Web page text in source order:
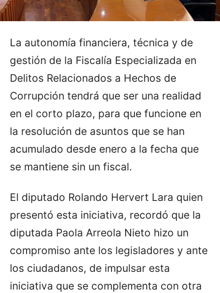
La autonomía financiera, técnica y de
gestión de la Fiscalía Especializada en
Delitos Relacionados a Hechos de
Corrupción tendrá que ser una realidad
en el corto plazo, para que funcione en
la resolución de asuntos que se han
acumulado desde enero a la fecha que
se mantiene sin un fiscal.
El diputado Rolando Hervert Lara quien
presentó esta iniciativa, recordó que la
diputada Paola Arreola Nieto hizo un
compromiso ante los legisladores y ante
los ciudadanos, de impulsar esta
iniciativa que se complementa con otra